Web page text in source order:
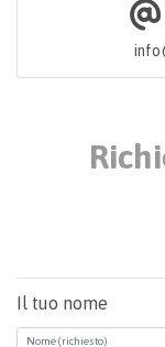
Il tuo nome